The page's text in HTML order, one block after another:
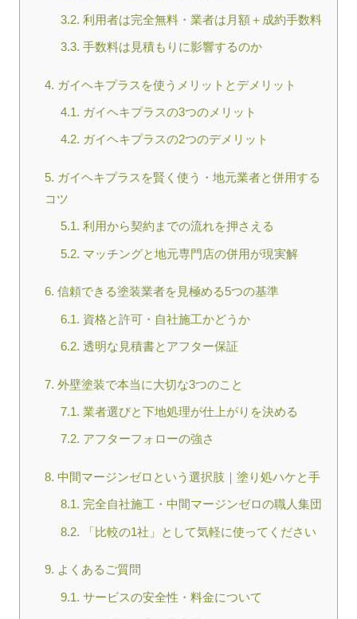
3.2. 利用者は完全無料・業者は月額＋成約手数料
3.3. 手数料は見積もりに影響するのか
4. ガイヘキプラスを使うメリットとデメリット
4.1. ガイヘキプラスの3つのメリット
4.2. ガイヘキプラスの2つのデメリット
5. ガイヘキプラスを賢く使う・地元業者と併用する
コツ
5.1. 利用から契約までの流れを押さえる
5.2. マッチングと地元専門店の併用が現実解
6. 信頼できる塗装業者を見極める5つの基準
6.1. 資格と許可・自社施工かどうか
6.2. 透明な見積書とアフター保証
7. 外壁塗装で本当に大切な3つのこと
7.1. 業者選びと下地処理が仕上がりを決める
7.2. アフターフォローの強さ
8. 中間マージンゼロという選択肢｜塗り処ハケと手
8.1. 完全自社施工・中間マージンゼロの職人集団
8.2. 「比較の1社」として気軽に使ってください
9. よくあるご質問
9.1. サービスの安全性・料金について